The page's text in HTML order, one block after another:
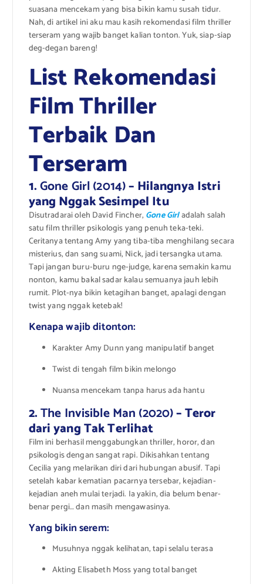
suasana mencekam yang bisa bikin kamu susah tidur.
Nah, di artikel ini aku mau kasih rekomendasi film thriller
terseram yang wajib banget kalian tonton. Yuk, siap-siap
deg-degan bareng!
List Rekomendasi
Film Thriller
Terbaik Dan
Terseram
1.Gone Girl (2014)– Hilangnya Istri
yang Nggak Sesimpel Itu
Disutradarai oleh David Fincher, Gone Girladalah salah
satu film thriller psikologis yang penuh teka-teki.
Ceritanya tentang Amy yang tiba-tiba menghilang secara
misterius, dan sang suami, Nick, jadi tersangka utama.
Tapi jangan buru-buru nge-judge, karena semakin kamu
nonton, kamu bakal sadar kalau semuanya jauh lebih
rumit. Plot-nya bikin ketagihan banget, apalagi dengan
twist yang nggak ketebak!
Kenapa wajib ditonton:
Karakter Amy Dunn yang manipulatif banget
Twist di tengah film bikin melongo
Nuansa mencekam tanpa harus ada hantu
2.The Invisible Man (2020)– Teror
dari yang Tak Terlihat
Film ini berhasil menggabungkan thriller, horor, dan
psikologis dengan sangat rapi. Dikisahkan tentang
Cecilia yang melarikan diri dari hubungan abusif. Tapi
setelah kabar kematian pacarnya tersebar, kejadian-
kejadian aneh mulai terjadi. Ia yakin, dia belum benar-
benar pergi… dan masih mengawasinya.
Yang bikin serem:
Musuhnya nggak kelihatan, tapi selalu terasa
Akting Elisabeth Moss yang total banget